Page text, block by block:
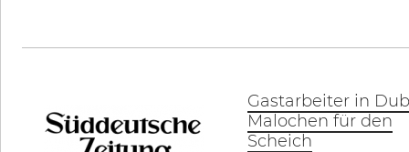
Gastarbeiter in
Malochen für den
Scheich